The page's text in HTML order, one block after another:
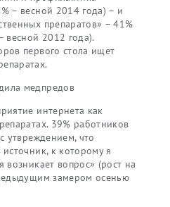
– весной 2014 года) – и
препаратов» – 41%
весной 2012 года).
первого стола ищет
интернета как
39% работников
утвреждением, что
к которому я
вопрос» (рост на
замером осенью